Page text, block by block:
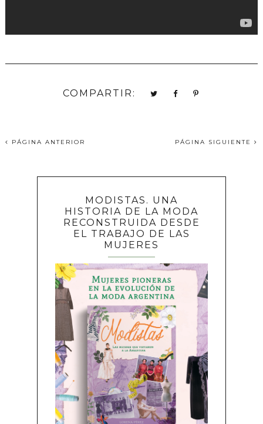
COMPARTIR:
PÁGINA ANTERIOR PÁGINA SIGUIENTE
MODISTAS. UNA
HISTORIA DE LA MODA
RECONSTRUIDA DESDE
EL TRABAJO DE LAS
MUJERES